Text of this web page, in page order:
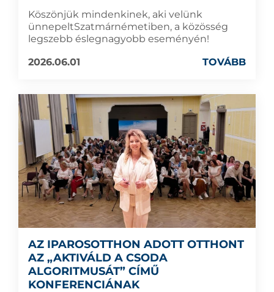
Köszönjük mindenkinek, aki velünk
ünnepeltSzatmárnémetiben, a közösség
legszebb éslegnagyobb eseményén!
2026.06.01
TOVÁBB
AZ IPAROSOTTHON ADOTT OTTHONT
AZ „AKTIVÁLD A CSODA
ALGORITMUSÁT” CÍMŰ
KONFERENCIÁNAK